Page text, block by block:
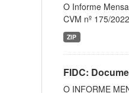
O Informe
CVM nº 175/
ZIP
FIDC:
O INFORME